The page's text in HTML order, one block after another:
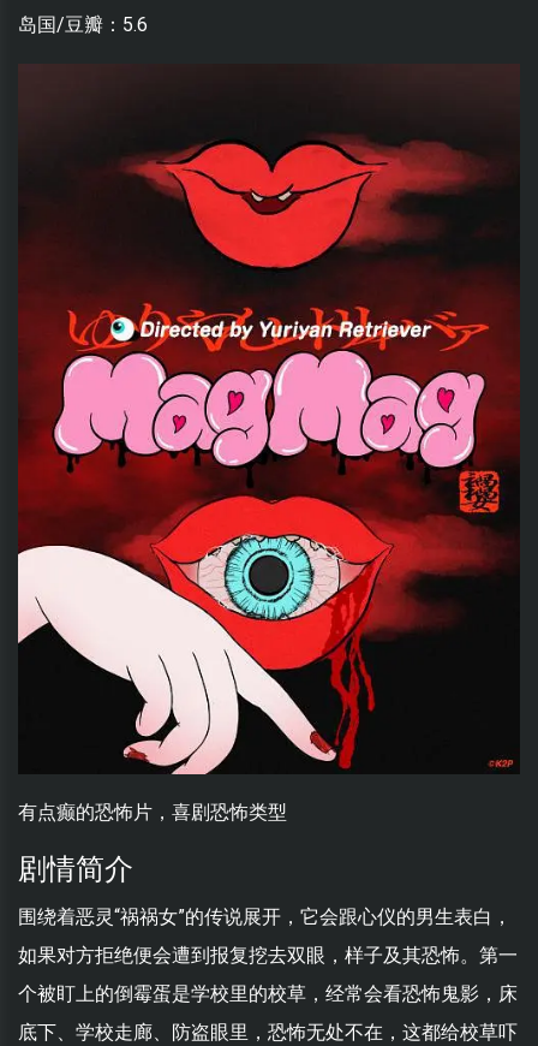
岛国/豆瓣：5.6
有点癫的恐怖片，喜剧恐怖类型
剧情简介
围绕着恶灵“祸祸女”的传说展开，它会跟心仪的男生表白，
如果对方拒绝便会遭到报复挖去双眼，样子及其恐怖。第一
个被盯上的倒霉蛋是学校里的校草，经常会看恐怖鬼影，床
底下、学校走廊、防盗眼里，恐怖无处不在，这都给校草吓